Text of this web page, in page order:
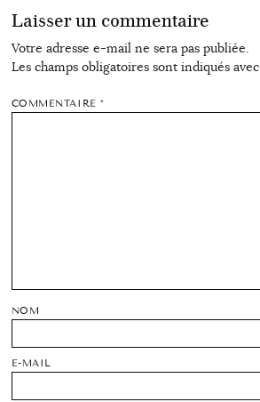
Laisser un commentaire
Votre adresse e-mail ne sera pas publiée.
Les champs obligatoires sont indiqués avec
COMMENTAIRE*
NOM
E-MAIL